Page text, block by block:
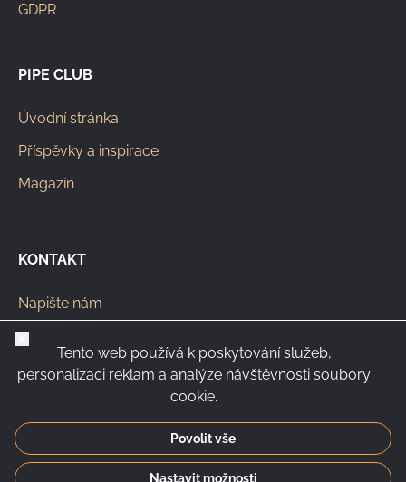
GDPR
PIPE CLUB
Úvodní stránka
Příspěvky a inspirace
Magazín
KONTAKT
Napište nám
info@pipeclub.eu
+420 603 449 602
CS SK EN PL DE
Tento web používá k poskytování služeb,
personalizaci reklam a analýze návštěvnosti soubory
cookie.
Povolit vše
Nastavit možnosti